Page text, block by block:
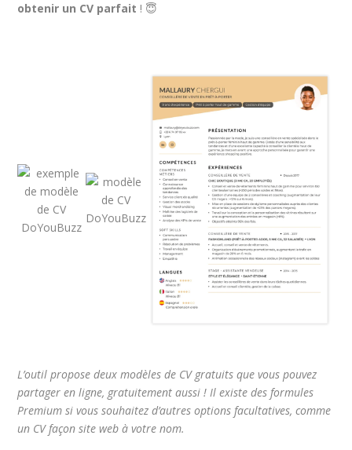
obtenir un CV parfait ! 😇
L’outil propose deux modèles de CV gratuits que vous pouvez
partager en ligne, gratuitement aussi ! Il existe des formules
Premium si vous souhaitez d’autres options facultatives, comme
un CV façon site web à votre nom.